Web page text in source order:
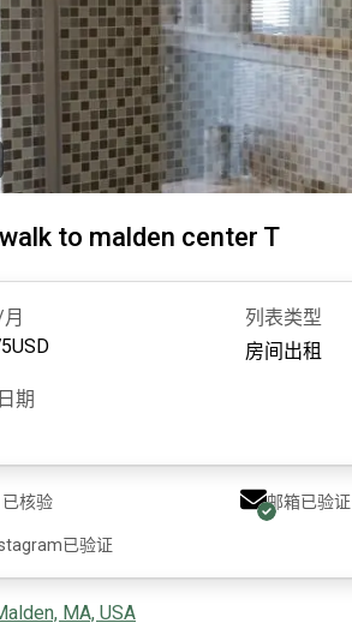
to malden center T
USD
列表类型
房间出租
期
已核验 邮箱已验证
已验证
MA, USA